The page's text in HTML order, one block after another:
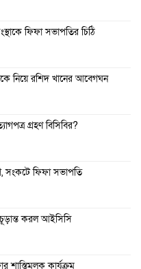
ফিফা সভাপতির চিঠি
নিয়ে রশিদ খানের আবেগঘন
গ্রহণ বিসিবির?
সংকটে ফিফা সভাপতি
করল আইসিসি